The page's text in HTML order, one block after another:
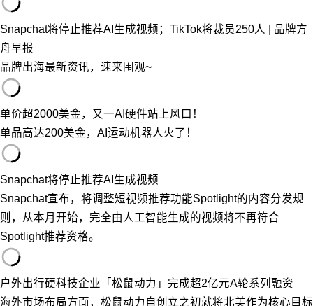
Snapchat将停止推荐AI生成视频；TikTok将裁员250人 | 品牌方
舟早报
品牌出海最新资讯，速来围观~
单价超2000美金，又一AI硬件站上风口！
单品高达200美金，AI运动机器人火了！
Snapchat将停止推荐AI生成视频
Snapchat宣布，将调整短视频推荐功能Spotlight的内容分发规
则，从本月开始，完全由人工智能生成的视频将不再符合
Spotlight推荐资格。
户外出行硬科技企业「松鼠动力」完成超2亿元A轮系列融资
海外市场布局方面，松鼠动力自创立之初就将北美作为核心目标